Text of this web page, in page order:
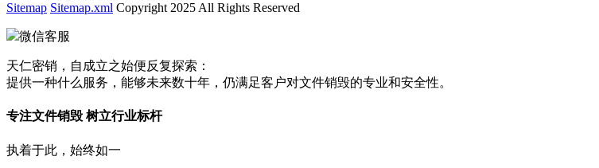
Sitemap Sitemap.xml Copyright 2025 All Rights Reserved
微信客服
天仁密销，自成立之始便反复探索：
提供一种什么服务，能够未来数十年，仍满足客户对文件销毁的专业和安全性。
专注文件销毁 树立行业标杆
执着于此，始终如一